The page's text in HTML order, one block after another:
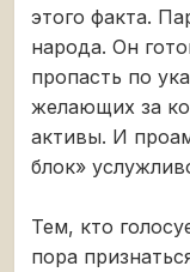
этого факта.
народа. Он
пропасть по
желающих за
активы. И
блок»
Тем, кто
пора